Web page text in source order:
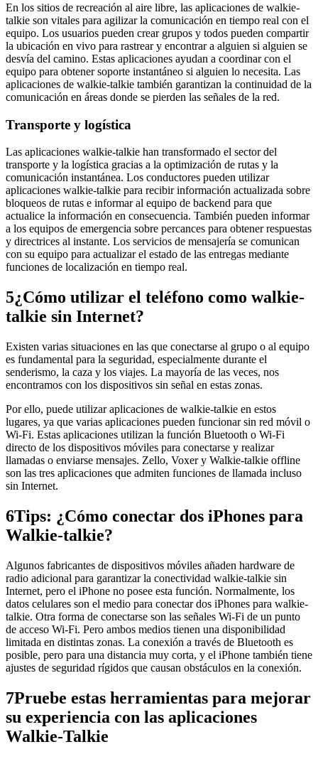
En los sitios de recreación al aire libre, las aplicaciones de walkie-
talkie son vitales para agilizar la comunicación en tiempo real con el
equipo. Los usuarios pueden crear grupos y todos pueden compartir
la ubicación en vivo para rastrear y encontrar a alguien si alguien se
desvía del camino. Estas aplicaciones ayudan a coordinar con el
equipo para obtener soporte instantáneo si alguien lo necesita. Las
aplicaciones de walkie-talkie también garantizan la continuidad de la
comunicación en áreas donde se pierden las señales de la red.
Transporte y logística
Las aplicaciones walkie-talkie han transformado el sector del
transporte y la logística gracias a la optimización de rutas y la
comunicación instantánea. Los conductores pueden utilizar
aplicaciones walkie-talkie para recibir información actualizada sobre
bloqueos de rutas e informar al equipo de backend para que
actualice la información en consecuencia. También pueden informar
a los equipos de emergencia sobre percances para obtener respuestas
y directrices al instante. Los servicios de mensajería se comunican
con su equipo para actualizar el estado de las entregas mediante
funciones de localización en tiempo real.
5¿Cómo utilizar el teléfono como walkie-
talkie sin Internet?
Existen varias situaciones en las que conectarse al grupo o al equipo
es fundamental para la seguridad, especialmente durante el
senderismo, la caza y los viajes. La mayoría de las veces, nos
encontramos con los dispositivos sin señal en estas zonas.
Por ello, puede utilizar aplicaciones de walkie-talkie en estos
lugares, ya que varias aplicaciones pueden funcionar sin red móvil o
Wi-Fi. Estas aplicaciones utilizan la función Bluetooth o Wi-Fi
directo de los dispositivos móviles para conectarse y realizar
llamadas o enviarse mensajes. Zello, Voxer y Walkie-talkie offline
son las tres aplicaciones que admiten funciones de llamada incluso
sin Internet.
6Tips: ¿Cómo conectar dos iPhones para
Walkie-talkie?
Algunos fabricantes de dispositivos móviles añaden hardware de
radio adicional para garantizar la conectividad walkie-talkie sin
Internet, pero el iPhone no posee esta función. Normalmente, los
datos celulares son el medio para conectar dos iPhones para walkie-
talkie. Otra forma de conectarse son las señales Wi-Fi de un punto
de acceso Wi-Fi. Pero ambos medios tienen una disponibilidad
limitada en distintas zonas. La conexión a través de Bluetooth es
posible, pero para una distancia muy corta, y el iPhone también tiene
ajustes de seguridad rígidos que causan obstáculos en la conexión.
7Pruebe estas herramientas para mejorar
su experiencia con las aplicaciones
Walkie-Talkie